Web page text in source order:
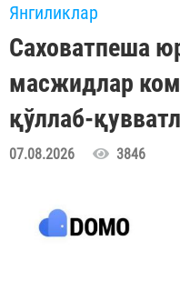
Янгиликлар
Саховатпеша
масжидлар
қўллаб-
07.08.2026 3846